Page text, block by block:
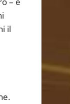
il